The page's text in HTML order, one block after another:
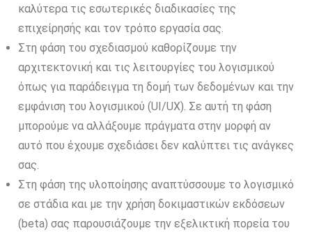
καλύτερα τις εσωτερικές διαδικασίες της
επιχείρησής και τον τρόπο εργασία σας.
Στη φάση του σχεδιασμού καθορίζουμε την
αρχιτεκτονική και τις λειτουργίες του λογισμικού
όπως για παράδειγμα τη δομή των δεδομένων και την
εμφάνιση του λογισμικού (UI/UX). Σε αυτή τη φάση
μπορούμε να αλλάξουμε πράγματα στην μορφή αν
αυτό που έχουμε σχεδιάσει δεν καλύπτει τις ανάγκες
σας.
Στη φάση της υλοποίησης αναπτύσσουμε το λογισμικό
σε στάδια και με την χρήση δοκιμαστικών εκδόσεων
(beta) σας παρουσιάζουμε την εξελικτική πορεία του